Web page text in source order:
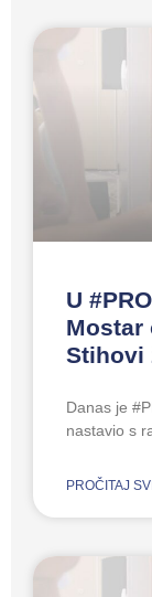
U
Mostar
Stihovi
Danas je
nastavio s
PROČITAJ